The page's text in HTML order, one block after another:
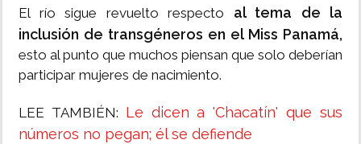
El río sigue revuelto respecto al tema de la
inclusión de transgéneros en el Miss Panamá,
esto al punto que muchos piensan que solo deberían
participar mujeres de nacimiento.
LEE TAMBIÉN: Le dicen a 'Chacatín' que sus
números no pegan; él se defiende